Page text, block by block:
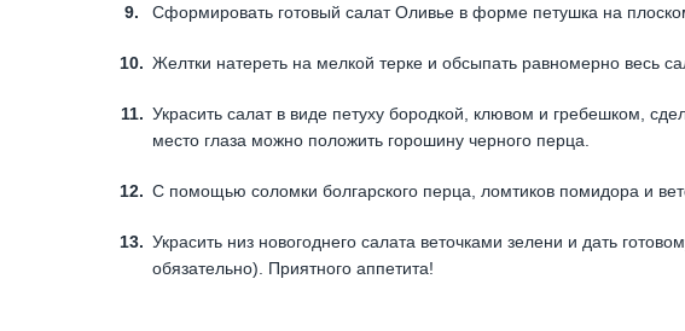
Сформировать готовый салат Оливье в форме петушка на
Желтки натереть на мелкой терке и обсыпать равномерно весь
Украсить салат в виде петуху бородкой, клювом и гребешком,
место глаза можно положить горошину черного перца.
С помощью соломки болгарского перца, ломтиков помидора и
Украсить низ новогоднего салата веточками зелени и дать
обязательно). Приятного аппетита!